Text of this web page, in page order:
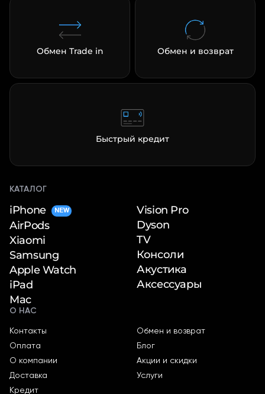
Обмен Trade in Обмен и возврат
Быстрый кредит
КАТАЛОГ
iPhone NEW
AirPods
Xiaomi
Samsung
Apple Watch
iPad
Mac
Vision Pro
Dyson
TV
Консоли
Акустика
Аксессуары
О НАС
Контакты
Оплата
О компании
Доставка
Кредит
Обмен и возврат
Блог
Акции и скидки
Услуги